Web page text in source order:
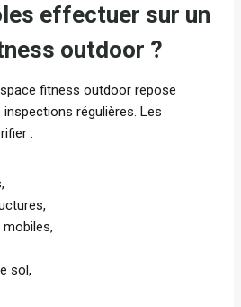
effectuer sur un
outdoor ?
fitness outdoor repose
régulières. Les
:
mobiles,
sol,